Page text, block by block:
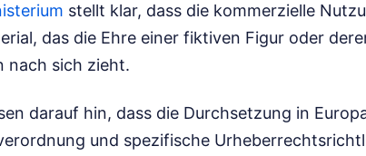
stellt klar, dass die kommerzielle
das die Ehre einer fiktiven Figur oder
nach sich zieht.
darauf hin, dass die Durchsetzung in
und spezifische